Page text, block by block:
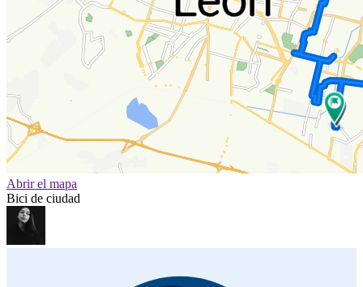
Abrir el mapa
Bici de ciudad